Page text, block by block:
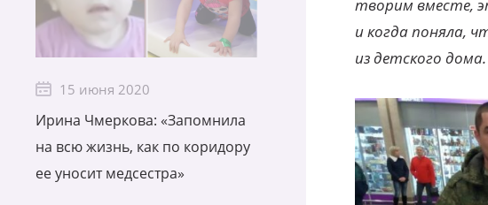
15 июня 2020
Ирина Чмеркова: «Запомнила
на всю жизнь, как по коридору
ее уносит медсестра»
творим вместе,
и когда поняла,
из детского